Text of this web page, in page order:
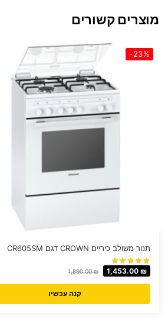
מוצרים קשורים
-23%
תנור משולב כיריים CROWN דגם CR605SM
1,890.00₪ 1,453.00 ₪
קנה עכשיו